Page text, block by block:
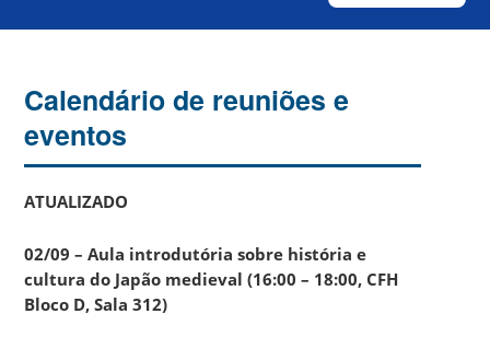
Calendário de reuniões e
eventos
ATUALIZADO
02/09 – Aula introdutória sobre história e
cultura do Japão medieval (16:00 – 18:00, CFH
Bloco D, Sala 312)